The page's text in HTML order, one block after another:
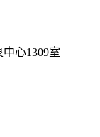
心1309室